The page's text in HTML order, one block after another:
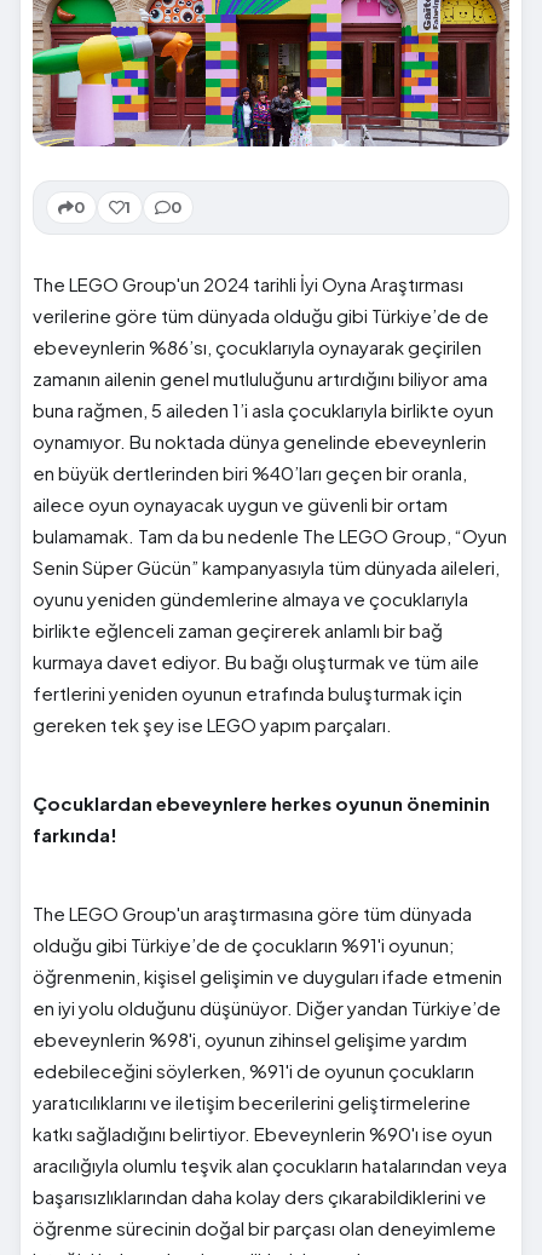
0 1 0
The LEGO Group'un 2024 tarihli İyi Oyna Araştırması
verilerine göre tüm dünyada olduğu gibi Türkiye’de de
ebeveynlerin %86’sı, çocuklarıyla oynayarak geçirilen
zamanın ailenin genel mutluluğunu artırdığını biliyor ama
buna rağmen, 5 aileden 1’i asla çocuklarıyla birlikte oyun
oynamıyor. Bu noktada dünya genelinde ebeveynlerin
en büyük dertlerinden biri %40’ları geçen bir oranla,
ailece oyun oynayacak uygun ve güvenli bir ortam
bulamamak. Tam da bu nedenle The LEGO Group, “Oyun
Senin Süper Gücün” kampanyasıyla tüm dünyada aileleri,
oyunu yeniden gündemlerine almaya ve çocuklarıyla
birlikte eğlenceli zaman geçirerek anlamlı bir bağ
kurmaya davet ediyor. Bu bağı oluşturmak ve tüm aile
fertlerini yeniden oyunun etrafında buluşturmak için
gereken tek şey ise LEGO yapım parçaları.
Çocuklardan ebeveynlere herkes oyunun öneminin
farkında!
The LEGO Group'un araştırmasına göre tüm dünyada
olduğu gibi Türkiye’de de çocukların %91'i oyunun;
öğrenmenin, kişisel gelişimin ve duyguları ifade etmenin
en iyi yolu olduğunu düşünüyor. Diğer yandan Türkiye’de
ebeveynlerin %98'i, oyunun zihinsel gelişime yardım
edebileceğini söylerken, %91'i de oyunun çocukların
yaratıcılıklarını ve iletişim becerilerini geliştirmelerine
katkı sağladığını belirtiyor. Ebeveynlerin %90'ı ise oyun
aracılığıyla olumlu teşvik alan çocukların hatalarından veya
başarısızlıklarından daha kolay ders çıkarabildiklerini ve
öğrenme sürecinin doğal bir parçası olan deneyimleme